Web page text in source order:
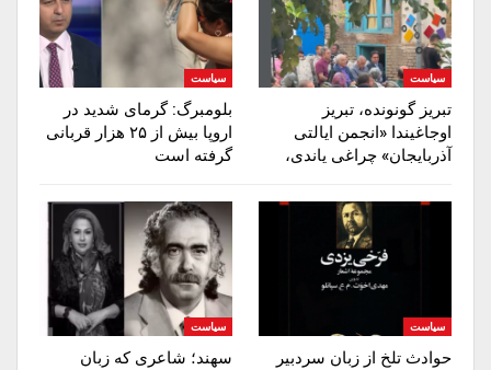
سیاست
تبریز گونونده، تبریز
اوجاغیندا «انجمن ایالتی
آذربایجان» چراغی یاندی،
سیاست
بلومبرگ: گرمای شدید در
اروپا بیش از ۲۵ هزار قربانی
گرفته است
سیاست
حوادث تلخ از زبان سردبیر
سیاست
سهند؛ شاعری که زبان